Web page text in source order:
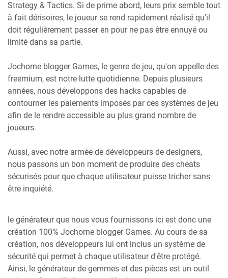
Strategy & Tactics. Si de prime abord, leurs prix semble tout
à fait dérisoires, le joueur se rend rapidement réalisé qu'il
doit régulièrement passer en pour ne pas être ennuyé ou
limité dans sa partie.
Jochorne blogger Games, le genre de jeu, qu'on appelle des
freemium, est notre lutte quotidienne. Depuis plusieurs
années, nous développons des hacks capables de
contourner les paiements imposés par ces systèmes de jeu
afin de le rendre accessible au plus grand nombre de
joueurs.
Aussi, avec notre armée de développeurs de designers,
nous passons un bon moment de produire des cheats
sécurisés pour que chaque utilisateur puisse tricher sans
être inquiété.
le générateur que nous vous fournissons ici est donc une
création 100% Jochorne blogger Games. Au cours de sa
création, nos développeurs lui ont inclus un système de
sécurité qui permet à chaque utilisateur d'être protégé.
Ainsi, le générateur de gemmes et des pièces est un outil